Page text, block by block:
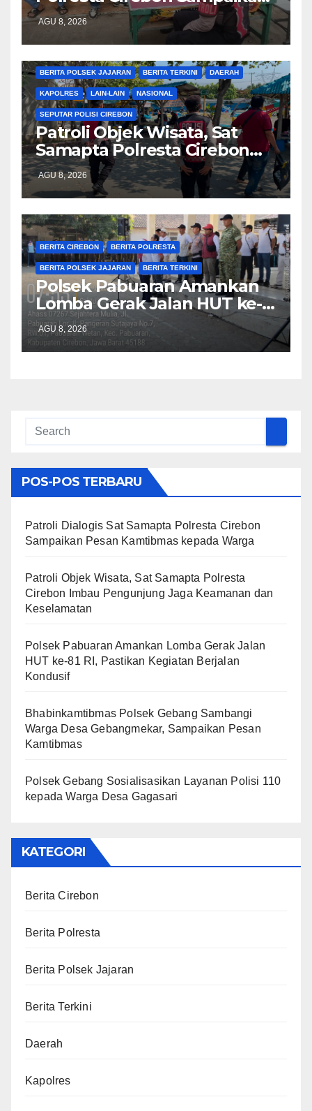
Pesan Kamtibmas kepada
Warga
AGU 8, 2026
BERITA POLSEK JAJARAN BERITA TERKINI DAERAH
KAPOLRES LAIN-LAIN NASIONAL
SEPUTAR POLISI CIREBON
Patroli Objek Wisata, Sat
Samapta Polresta Cirebon
Imbau Pengunjung Jaga
Keamanan dan Keselamatan
AGU 8, 2026
BERITA CIREBON BERITA POLRESTA
BERITA POLSEK JAJARAN BERITA TERKINI
Polsek Pabuaran Amankan
Lomba Gerak Jalan HUT ke-
81 RI, Pastikan Kegiatan
Berjalan Kondusif
AGU 8, 2026
POS-POS TERBARU
Patroli Dialogis Sat Samapta Polresta Cirebon
Sampaikan Pesan Kamtibmas kepada Warga
Patroli Objek Wisata, Sat Samapta Polresta
Cirebon Imbau Pengunjung Jaga Keamanan dan
Keselamatan
Polsek Pabuaran Amankan Lomba Gerak Jalan
HUT ke-81 RI, Pastikan Kegiatan Berjalan
Kondusif
Bhabinkamtibmas Polsek Gebang Sambangi
Warga Desa Gebangmekar, Sampaikan Pesan
Kamtibmas
Polsek Gebang Sosialisasikan Layanan Polisi 110
kepada Warga Desa Gagasari
KATEGORI
Berita Cirebon
Berita Polresta
Berita Polsek Jajaran
Berita Terkini
Daerah
Kapolres